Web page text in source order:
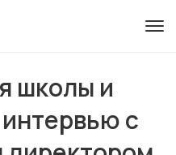
школы и
с